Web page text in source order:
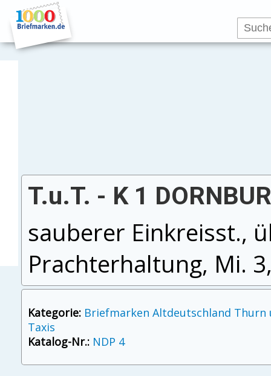
T.u.T. - K 1
sauberer Einkreisst.,
Prachterhaltung, Mi.
Kategorie: Briefmarken Altdeutschland Thurn
Taxis
Katalog-Nr.: NDP 4